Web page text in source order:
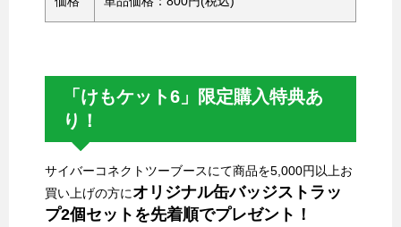
「けもケット6」限定購入特典あ
り！
サイバーコネクトツーブースにて商品を5,000円以上お
買い上げの方にオリジナル缶バッジストラッ
プ2個セットを先着順でプレゼント！